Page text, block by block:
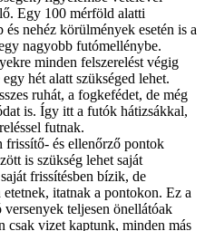
Egy 100 mérföld alatti
és nehéz körülmények esetén is a
nagyobb futómellénybe.
minden felszerelést végig
hét alatt szükséged lehet.
ruhát, a fogkefédet, de még
is. Így itt a futók hátizsákkal,
futnak.
frissítő- és ellenőrző pontok
is szükség lehet saját
frissítésben bízik, de
itatnak a pontokon. Ez a
versenyek teljesen önellátóak
csak vizet kaptunk, minden más